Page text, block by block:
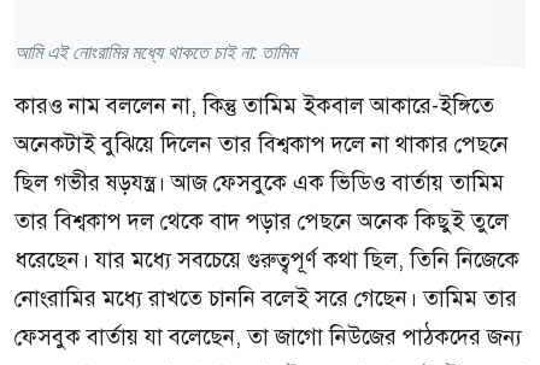
আমি এই নোংরামির মধ্যে থাকতে চাই না: তামিম
কারও নাম বললেন না, কিন্তু তামিম ইকবাল আকারে-ইঙ্গিতে
অনেকটাই বুঝিয়ে দিলেন তার বিশ্বকাপ দলে না থাকার পেছনে
ছিল গভীর ষড়যন্ত্র। আজ ফেসবুকে এক ভিডিও বার্তায় তামিম
তার বিশ্বকাপ দল থেকে বাদ পড়ার পেছনে অনেক কিছুই তুলে
ধরেছেন। যার মধ্যে সবচেয়ে গুরুত্বপূর্ণ কথা ছিল, তিনি নিজেকে
নোংরামির মধ্যে রাখতে চাননি বলেই সরে গেছেন। তামিম তার
ফেসবুক বার্তায় যা বলেছেন, তা জাগো নিউজের পাঠকদের জন্য